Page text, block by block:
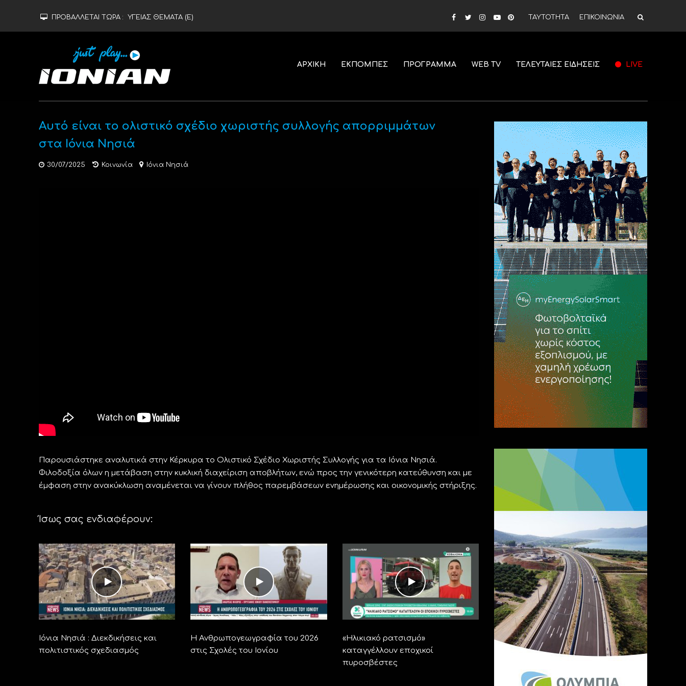
ΠΡΟΒΑΛΛΕΤΑΙ ΤΩΡΑ : ΥΓΕΙΑΣ ΘΕΜΑΤΑ (Ε) ΤΑΥΤΟΤΗΤΑ ΕΠΙΚΟΙΝΩΝΙΑ
ΑΡΧΙΚΗ ΕΚΠΟΜΠΕΣ ΠΡΟΓΡΑΜΜΑ WEB TV ΤΕΛΕΥΤΑΙΕΣ ΕΙΔΗΣΕΙΣ LIVE
Αυτό είναι το ολιστικό σχέδιο χωριστής συλλογής απορριμμάτων
στα Ιόνια Νησιά
30/07/2025 Κοινωνία Ιόνια Νησιά
Παρουσιάστηκε αναλυτικά στην Κέρκυρα το Ολιστικό Σχέδιο Χωριστής Συλλογής για τα Ιόνια Νησιά.
Φιλοδοξία όλων η μετάβαση στην κυκλική διαχείριση αποβλήτων, ενώ προς την γενικότερη κατεύθυνση και με
έμφαση στην ανακύκλωση αναμένεται να γίνουν πλήθος παρεμβάσεων ενημέρωσης και οικονομικής στήριξης.
Ίσως σας ενδιαφέρουν:
Ιόνια Νησιά : Διεκδικήσεις και
πολιτιστικός σχεδιασμός
Η Ανθρωπογεωγραφία του 2026
στις Σχολές του Ιονίου
«Ηλικιακό ρατσισμό»
καταγγέλλουν εποχικοί
πυροσβέστες